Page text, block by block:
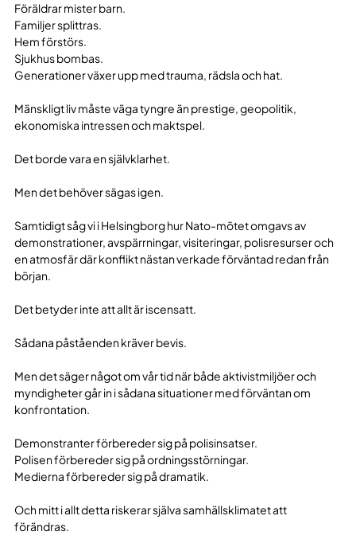
Föräldrar mister barn.
Familjer splittras.
Hem förstörs.
Sjukhus bombas.
Generationer växer upp med trauma, rädsla och hat.
Mänskligt liv måste väga tyngre än prestige, geopolitik,
ekonomiska intressen och maktspel.
Det borde vara en självklarhet.
Men det behöver sägas igen.
Samtidigt såg vi i Helsingborg hur Nato-mötet omgavs av
demonstrationer, avspärrningar, visiteringar, polisresurser och
en atmosfär där konflikt nästan verkade förväntad redan från
början.
Det betyder inte att allt är iscensatt.
Sådana påståenden kräver bevis.
Men det säger något om vår tid när både aktivistmiljöer och
myndigheter går in i sådana situationer med förväntan om
konfrontation.
Demonstranter förbereder sig på polisinsatser.
Polisen förbereder sig på ordningsstörningar.
Medierna förbereder sig på dramatik.
Och mitt i allt detta riskerar själva samhällsklimatet att
förändras.